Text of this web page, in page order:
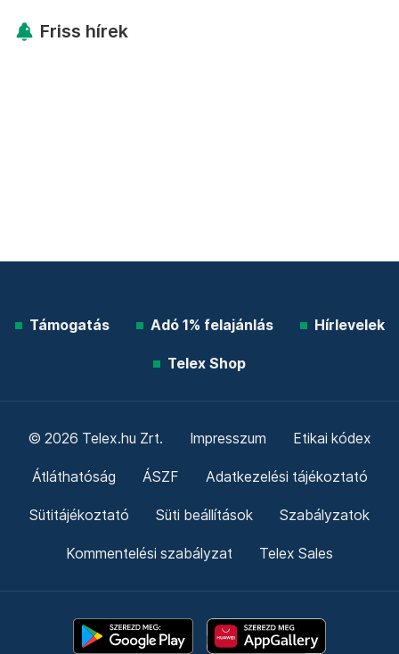
Friss hírek
Támogatás Adó 1% felajánlás Hírlevelek
Telex Shop
© 2026 Telex.hu Zrt. Impresszum Etikai kódex
Átláthatóság ÁSZF Adatkezelési tájékoztató
Sütitájékoztató Süti beállítások Szabályzatok
Kommentelési szabályzat Telex Sales